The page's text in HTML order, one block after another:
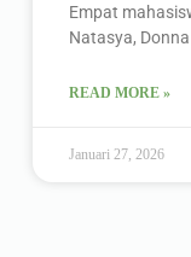
Empat
Natasya, Donna
READ MORE »
Januari 27, 2026